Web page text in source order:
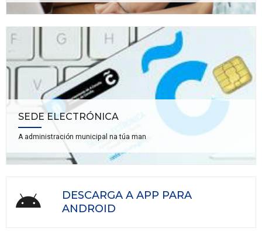
SEDE ELECTRÓNICA
A administración municipal na túa man
DESCARGA A APP PARA
ANDROID